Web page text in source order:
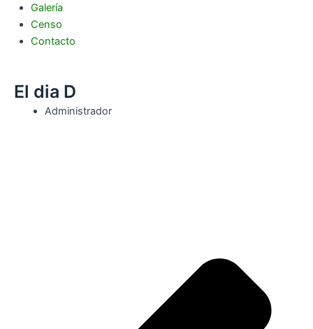
Galería
Censo
Contacto
El dia D
Administrador